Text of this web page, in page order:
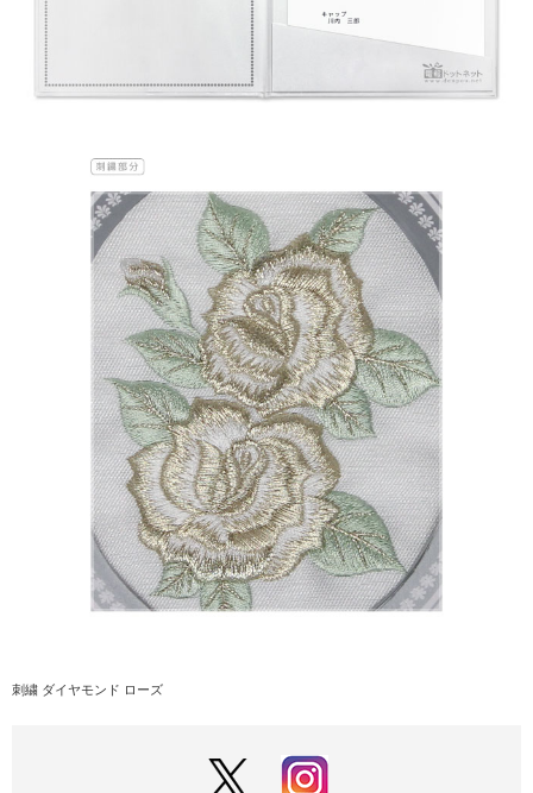
刺繍 ダイヤモンド ローズ